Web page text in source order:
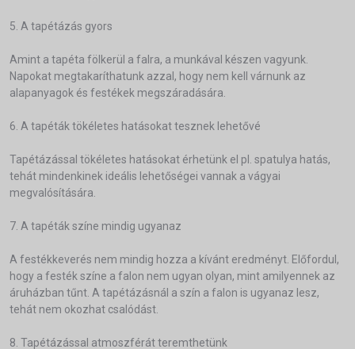
5. A tapétázás gyors
Amint a tapéta fölkerül a falra, a munkával készen vagyunk.
Napokat megtakaríthatunk azzal, hogy nem kell várnunk az
alapanyagok és festékek megszáradására.
6. A tapéták tökéletes hatásokat tesznek lehetővé
Tapétázással tökéletes hatásokat érhetünk el pl. spatulya hatás,
tehát mindenkinek ideális lehetőségei vannak a vágyai
megvalósítására.
7. A tapéták színe mindig ugyanaz
A festékkeverés nem mindig hozza a kívánt eredményt. Előfordul,
hogy a festék színe a falon nem ugyan olyan, mint amilyennek az
áruházban tűnt. A tapétázásnál a szín a falon is ugyanaz lesz,
tehát nem okozhat csalódást.
8. Tapétázással atmoszférát teremthetünk